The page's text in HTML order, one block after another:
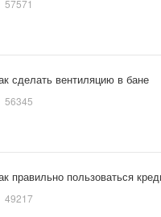
57571
сделать вентиляцию в бане
56345
правильно пользоваться
49217